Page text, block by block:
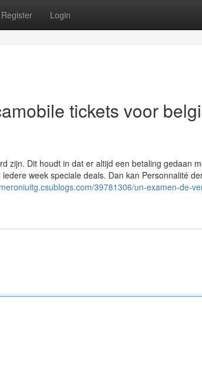
Register Login
tickets voor
zijn. Dit houdt in dat er altijd een betaling gedaan
week speciale deals. Dan kan Personnalité
39781306/un-examen-de-